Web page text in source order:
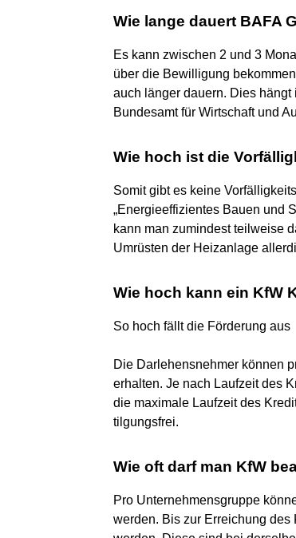
Wie lange dauert BAFA
Es kann zwischen 2 und 3
über die Bewilligung
auch länger dauern. Dies
Bundesamt für Wirtschaft und
Wie hoch ist die
Somit gibt es keine
„Energieeffizientes Bauen und
kann man zumindest teilweise
Umrüsten der Heizanlage
Wie hoch kann ein KfW
So hoch fällt die Förderung aus
Die Darlehensnehmer können
erhalten. Je nach Laufzeit des
die maximale Laufzeit des
tilgungsfrei.
Wie oft darf man KfW
Pro Unternehmensgruppe
werden. Bis zur Erreichung